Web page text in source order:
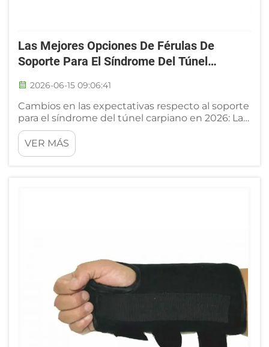
Las Mejores Opciones De Férulas De
Soporte Para El Síndrome Del Túnel
2026-06-15 09:06:41
Cambios en las expectativas respecto al soporte
para el síndrome del túnel carpiano en 2026: La
conversación sobre el soporte para el síndrome
del túnel carpiano ha dejado atrás ampliamente
la idea de la faja elástica única para todos. Los
VER MÁS